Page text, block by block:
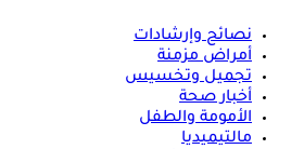
نصائح وإرشادات
أمراض مزمنة
تجميل وتخسيس
أخبار صحة
الأمومة والطفل
مالتيميديا